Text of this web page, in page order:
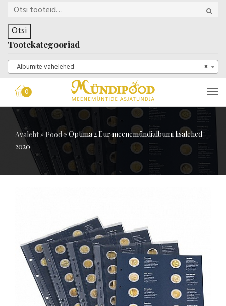
Otsi
Tootekategooriad
×
Albumite vahelehed
0
Avaleht»Pood»Optima 2 Eur meenemündialbumi lisalehed
2020